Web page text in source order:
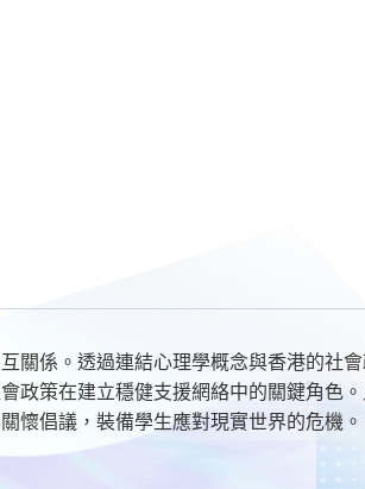
關係。透過連結心理學概念與香港的社
政策在建立穩健支援網絡中的關鍵角色
懷倡議，裝備學生應對現實世界的危機。